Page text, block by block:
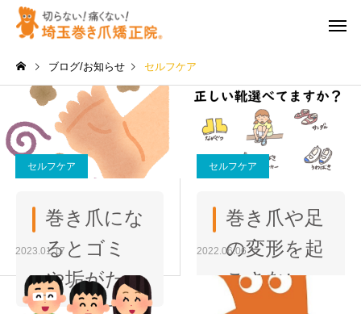
ブログ/お知らせ セルフケア
セルフケア
巻き爪にな
るとゴミ
や垢がた
まりやす
2023.01.17
セルフケア
巻き爪や足
の変形を起
こさない為
に必要な子
2022.06.06